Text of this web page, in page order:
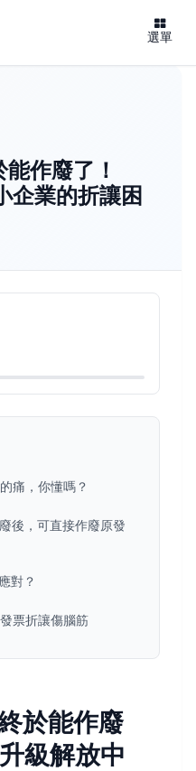
選單
作廢了！
企業的折讓困
痛，你懂嗎？
後，可直接作廢原發
對？
票折讓傷腦筋
於能作廢
級解放中